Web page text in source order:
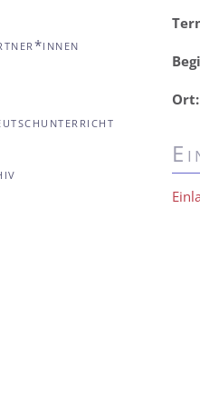
Ort: